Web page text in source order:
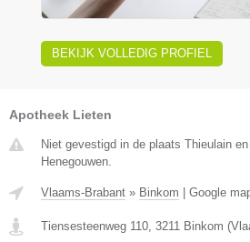
BEKIJK VOLLEDIG PROFIEL
Apotheek Lieten
Niet gevestigd in de plaats Thieulain
Henegouwen.
Vlaams-Brabant » Binkom | Google
Tiensesteenweg 110 3211 Binkom (